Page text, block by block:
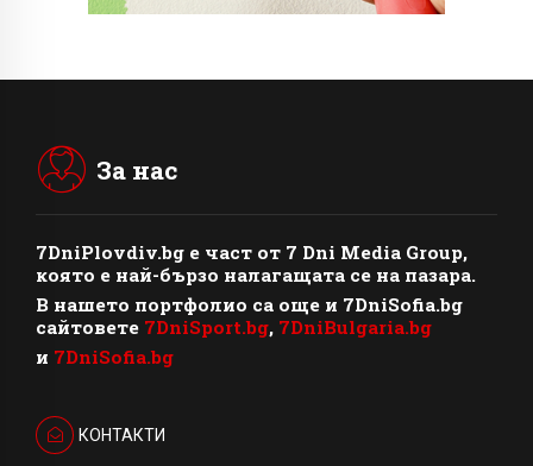
За нас
7DniPlovdiv.bg e част от 7 Dni Media Group,
която е най-бързо налагащата се на пазара.
В нашето портфолио са още и 7DniSofia.bg
сайтовете 7DniSport.bg, 7DniBulgaria.bg
и 7DniSofia.bg
КОНТАКТИ